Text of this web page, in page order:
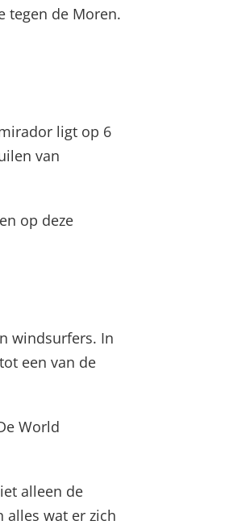
tegen de Moren.
ligt op 6
van
op deze
windsurfers. In
een van de
World
alleen de
alles wat er zich